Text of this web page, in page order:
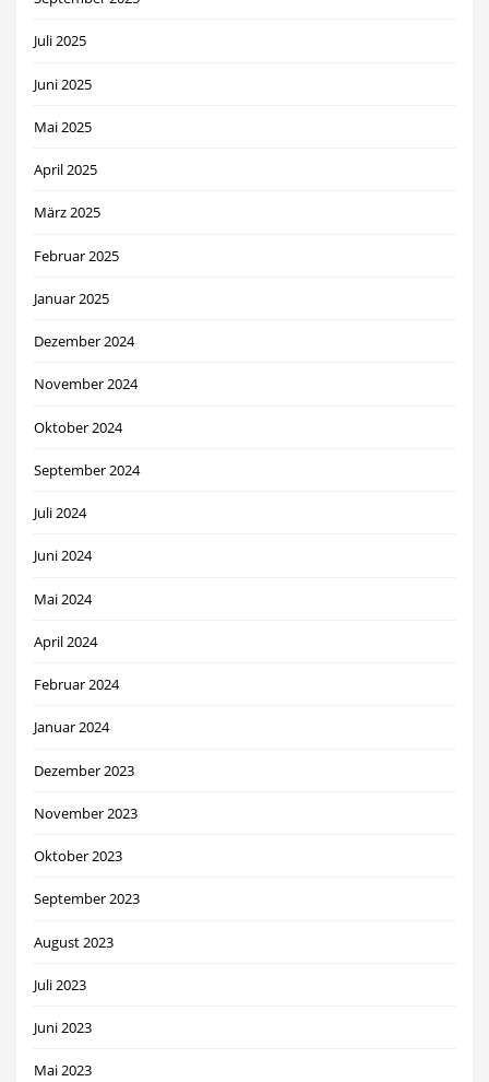
Juli 2025
Juni 2025
Mai 2025
April 2025
März 2025
Februar 2025
Januar 2025
Dezember 2024
November 2024
Oktober 2024
September 2024
Juli 2024
Juni 2024
Mai 2024
April 2024
Februar 2024
Januar 2024
Dezember 2023
November 2023
Oktober 2023
September 2023
August 2023
Juli 2023
Juni 2023
Mai 2023